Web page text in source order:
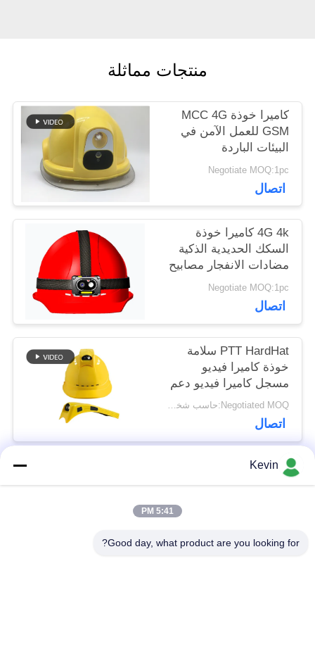
اطلب
اقتباس
خريطة
الموقع
سياسة
الخصوصية
منتجات مماثلة
كاميرا خوذة MCC 4G
GSM للعمل الآمن في
البيئات الباردة
Negotiate MOQ:1pc
اتصال
4G 4k كاميرا خوذة
السكك الحديدية الذكية
مضادات الانفجار مصابيح
LED مع كاميرا مضادة
للاهتزاز
Negotiate MOQ:1pc
اتصال
PTT HardHat سلامة
خوذة كاميرا فيديو
مسجل كاميرا فيديو دعم
4G WIFI
Negotiated MOQ:حاسب شخصي 1
اتصال
فئات شعبية جميع
الكاميرات التي تلبسها
كاميرات هيئة الشرطة
Kevin
5:41 PM
Good day, what product are you looking for?